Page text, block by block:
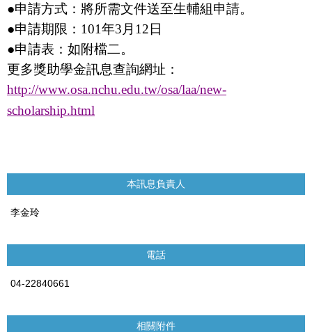
●申請方式：將所需文件送至生輔組申請。
●申請期限： 101年3 月 12日
●申請表：如附檔二。
更多獎助學金訊息查詢網址：
http://www.osa.nchu.edu.tw/osa/laa/new-
scholarship.html
本訊息負責人
李金玲
電話
04-22840661
相關附件